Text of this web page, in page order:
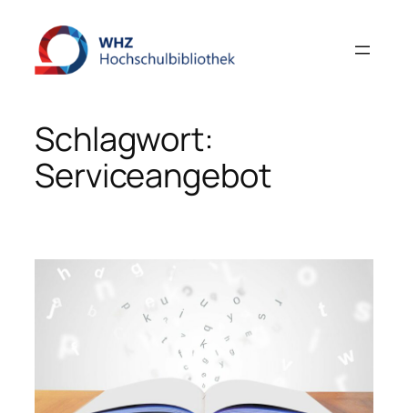
Inhalt
springen
Schlagwort:
Serviceangebot